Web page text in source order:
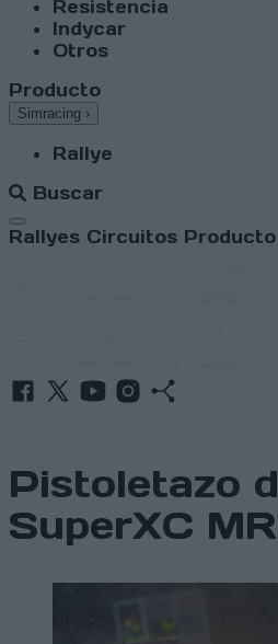
Resistencia
Indycar
Otros
Producto
Simracing ›
Rallye
Buscar
Abrir menú
Rallyes Circuitos Producto
Pistoletazo
SuperXC